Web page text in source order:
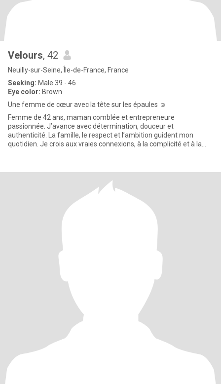
Velours, 42
Neuilly-sur-Seine, Île-de-France, France
Seeking: Male 39 - 46
Eye color: Brown
Une femme de cœur avec la tête sur les épaules ☺️
Femme de 42 ans, maman comblée et entrepreneure
passionnée. J’avance avec détermination, douceur et
authenticité. La famille, le respect et l’ambition guident mon
quotidien. Je crois aux vraies connexions, à la complicité et à la